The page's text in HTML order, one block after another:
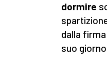
dormire
dalla
suo